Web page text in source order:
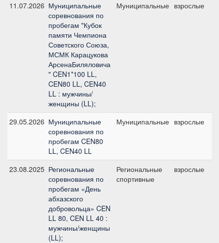
11.07.2026 Муниципальные
соревнования по
пробегам "Кубок
памяти Чемпиона
Советского Союза,
МСМК Карацукова
АрсенаБиляловича
" CEN1*100 LL,
CEN80 LL, CEN40
LL : мужчины/
женщины (LL);
Муниципальные взрослые
29.05.2026 Муниципальные
соревнования по
пробегам CEN80
LL, CEN40 LL
Муниципальные взрослые
23.08.2025 Региональные
соревнования по
пробегам «День
абхазского
добровольца» CEN
LL 80, CEN LL 40 :
мужчины/женщины
(LL);
Региональные
спортивные
взрослые